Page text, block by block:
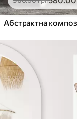
Абстрактна